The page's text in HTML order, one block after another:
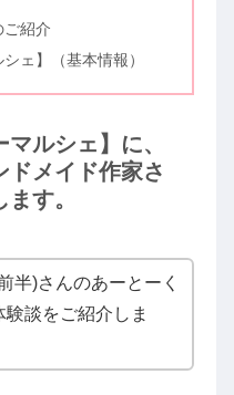
紹介
ェ】（基本情報）
マルシェ】に、
ドメイド作家さ
す。
半)さんのあーとーく
談をご紹介しま